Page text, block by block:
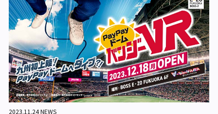
2023.11.24 NEWS